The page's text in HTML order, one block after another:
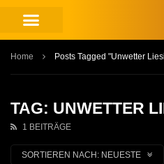
Home Posts Tagged "Unwetter
TAG: UNWETTER
1 BEITRÄGE
SORTIEREN NACH: NEUESTE